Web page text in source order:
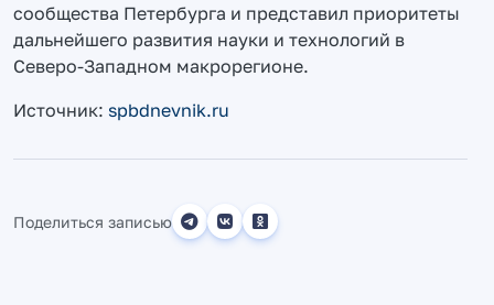
сообщества Петербурга и представил приоритеты
дальнейшего развития науки и технологий в
Северо-Западном макрорегионе.
Источник: spbdnevnik.ru
Поделиться записью